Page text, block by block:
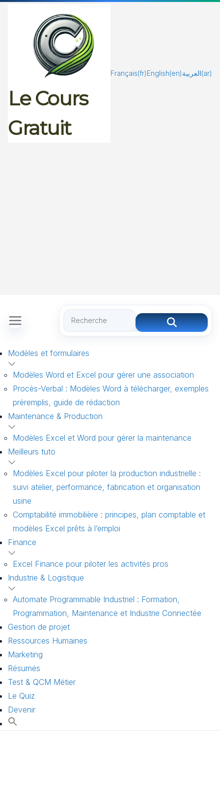
Le Cours
Gratuit
Français(fr) English(en)العربية(ar)
Modèles et formulaires
Modèles Word et Excel pour gérer une association
Procès-Verbal : Modèles Word à télécharger, exemples
préremplis, guide de rédaction
Maintenance & Production
Modèles Excel et Word pour gérer la maintenance
Meilleurs tuto
Modèles Excel pour piloter la production industrielle :
suivi atelier, performance, fabrication et organisation
usine
Comptabilité immobilière : principes, plan comptable et
modèles Excel prêts à l’emploi
Finance
Excel Finance pour piloter les activités pros
Industrie & Logistique
Automate Programmable Industriel : Formation,
Programmation, Maintenance et Industrie Connectée
Gestion de projet
Ressources Humaines
Marketing
Résumés
Test & QCM Métier
Le Quiz
Devenir